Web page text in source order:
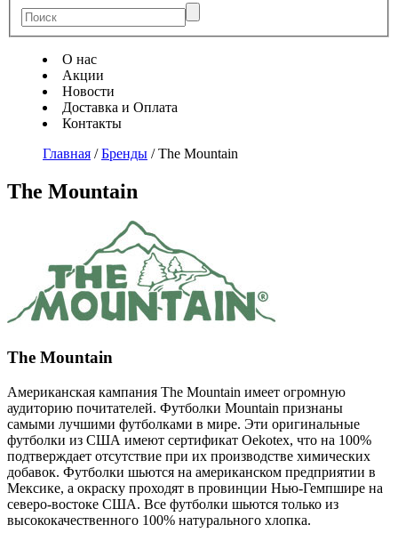
О нас
Акции
Новости
Доставка и Оплата
Контакты
Главная /Бренды /The Mountain
The Mountain
The Mountain
Американская кампания The Mountain имеет огромную
аудиторию почитателей. Футболки Mountain признаны
самыми лучшими футболками в мире. Эти оригинальные
футболки из США имеют сертификат Oekotex, что на 100%
подтверждает отсутствие при их производстве химических
добавок. Футболки шьются на американском предприятии в
Мексике, а окраску проходят в провинции Нью-Гемпшире на
северо-востоке США. Все футболки шьются только из
высококачественного 100% натурального хлопка.